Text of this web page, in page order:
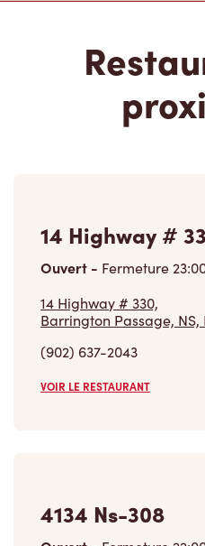
Ouvert-Fermeture23:00
14 Highway # 330,
Barrington Passage, NS,
(902) 637-2043
VOIR LE RESTAURANT
Ouvert -Fermeture